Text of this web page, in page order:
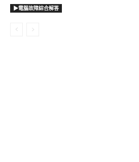
▶電腦故障綜合解答